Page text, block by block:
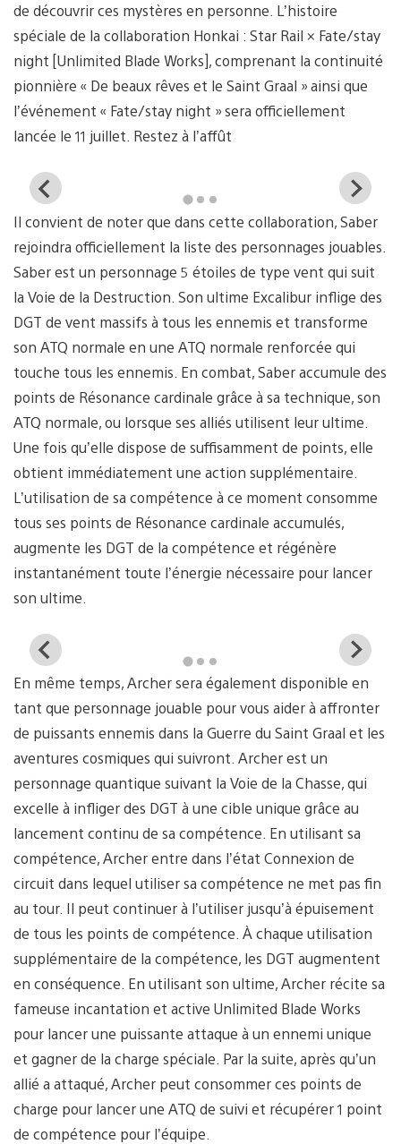
de découvrir ces mystères en personne. L’histoire
spéciale de la collaboration Honkai : Star Rail × Fate/stay
night [Unlimited Blade Works], comprenant la continuité
pionnière « De beaux rêves et le Saint Graal » ainsi que
l’événement « Fate/stay night » sera officiellement
lancée le 11 juillet. Restez à l’affût
View
download
image
Il convient de noter que dans cette collaboration, Saber
rejoindra officiellement la liste des personnages jouables.
Saber est un personnage 5 étoiles de type vent qui suit
la Voie de la Destruction. Son ultime Excalibur inflige des
DGT de vent massifs à tous les ennemis et transforme
son ATQ normale en une ATQ normale renforcée qui
touche tous les ennemis. En combat, Saber accumule des
points de Résonance cardinale grâce à sa technique, son
ATQ normale, ou lorsque ses alliés utilisent leur ultime.
Une fois qu’elle dispose de suffisamment de points, elle
obtient immédiatement une action supplémentaire.
L’utilisation de sa compétence à ce moment consomme
tous ses points de Résonance cardinale accumulés,
augmente les DGT de la compétence et régénère
instantanément toute l’énergie nécessaire pour lancer
son ultime.
View
download
image
En même temps, Archer sera également disponible en
tant que personnage jouable pour vous aider à affronter
de puissants ennemis dans la Guerre du Saint Graal et les
aventures cosmiques qui suivront. Archer est un
personnage quantique suivant la Voie de la Chasse, qui
excelle à infliger des DGT à une cible unique grâce au
lancement continu de sa compétence. En utilisant sa
compétence, Archer entre dans l’état Connexion de
circuit dans lequel utiliser sa compétence ne met pas fin
au tour. Il peut continuer à l’utiliser jusqu’à épuisement
de tous les points de compétence. À chaque utilisation
supplémentaire de la compétence, les DGT augmentent
en conséquence. En utilisant son ultime, Archer récite sa
fameuse incantation et active Unlimited Blade Works
pour lancer une puissante attaque à un ennemi unique
et gagner de la charge spéciale. Par la suite, après qu’un
allié a attaqué, Archer peut consommer ces points de
charge pour lancer une ATQ de suivi et récupérer 1 point
de compétence pour l’équipe.